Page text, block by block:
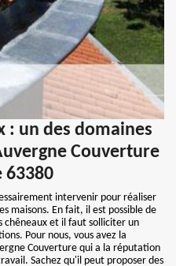
: un des domaines
Couverture
63380
intervenir pour réaliser
maisons. En fait, il est possible de
chêneaux et il faut solliciter un
Pour nous, vous avez la
Couverture qui a la réputation
Sachez qu'il peut proposer des